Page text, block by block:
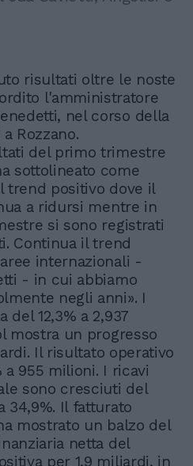
risultati oltre le noste
l'amministratore
nel corso della
Rozzano.
del primo trimestre
sottolineato come
trend positivo dove il
a ridursi mentre in
si sono registrati
Continua il trend
internazionali -
- in cui abbiamo
negli anni». I
12,3% a 2,937
mostra un progresso
Il risultato operativo
955 milioni. I ricavi
sono cresciuti del
34,9%. Il fatturato
mostrato un balzo del
netta del
per 1,9 miliardi, in